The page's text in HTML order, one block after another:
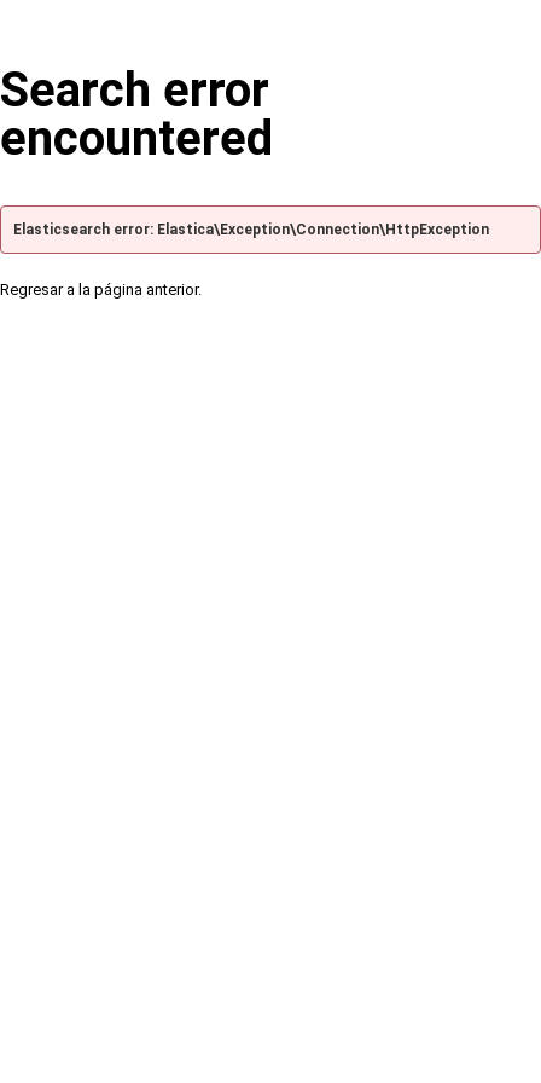
Search error
encountered
Elasticsearch error: Elastica\Exception\Connection\HttpException
Regresar a la página anterior.